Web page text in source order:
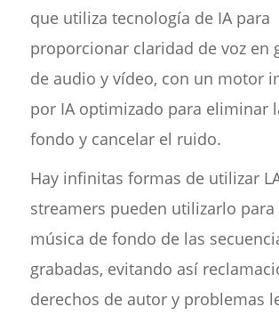
que utiliza tecnología de IA para
proporcionar claridad de voz en
de audio y vídeo, con un motor
por IA optimizado para eliminar
fondo y cancelar el ruido.
Hay infinitas formas de utilizar
streamers pueden utilizarlo
música de fondo de las
grabadas, evitando así
derechos de autor y problemas